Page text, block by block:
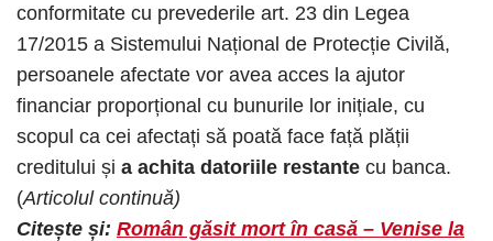
conformitate cu prevederile art. 23 din Legea
17/2015 a Sistemului Național de Protecție Civilă,
persoanele afectate vor avea acces la ajutor
financiar proporțional cu bunurile lor inițiale, cu
scopul ca cei afectați să poată face față plății
creditului și a achita datoriile restante cu banca.
(Articolul continuă)
Citește și: Român găsit mort în casă – Venise la